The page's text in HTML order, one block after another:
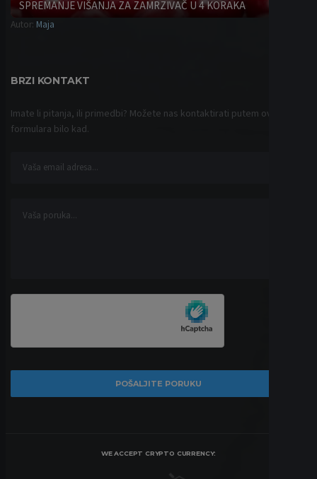
SPREMANJE VIŠANJA ZA ZAMRZIVAČ U 4 KORAKA
Autor: Maja
BRZI KONTAKT
Imate li pitanja, ili primedbi? Možete nas kontaktirati putem ovog
formulara bilo kad.
WE ACCEPT CRYPTO CURRENCY: